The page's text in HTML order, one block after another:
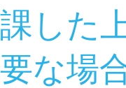
課した
要な場